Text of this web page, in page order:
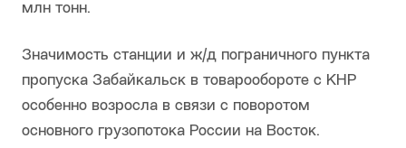
млн тонн.
Значимость станции и ж/д пограничного пункта
пропуска Забайкальск в товарообороте с КНР
особенно возросла в связи с поворотом
основного грузопотока России на Восток.